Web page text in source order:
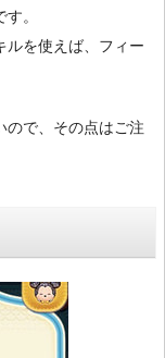
。
ルを使えば、フィー
ので、その点はご注